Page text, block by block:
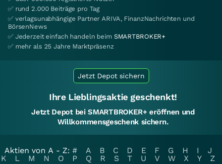
✅ rund 2.000 Beiträge pro Tag
✅ verlagsunabhängige Partner ARIVA, FinanzNachrichten und
BörsenNews
✅ Jederzeit einfach handeln beim SMARTBROKER+
✅ mehr als 25 Jahre Marktpräsenz
Jetzt Depot sichern
Ihre Lieblingsaktie geschenkt!
Jetzt Depot bei SMARTBROKER+ eröffnen und
Willkommensgeschenk sichern.
Aktien von A - Z: # A B C D E F G H I
J
K
L M N O P Q R S T U V W X Y
Z